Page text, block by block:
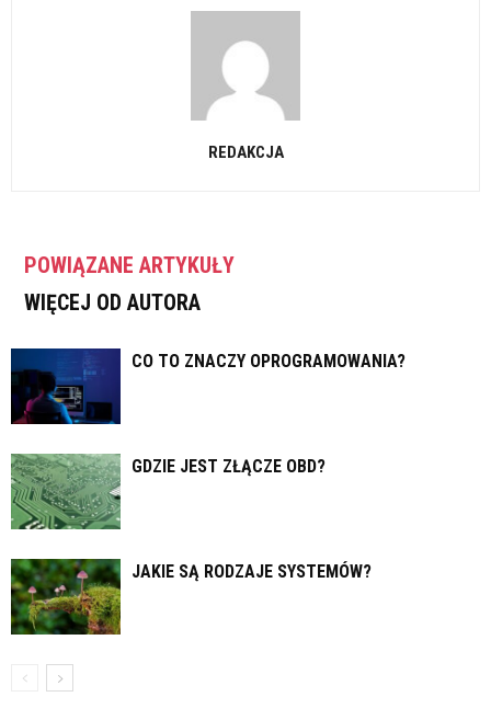
REDAKCJA
POWIĄZANE ARTYKUŁY
WIĘCEJ OD AUTORA
CO TO ZNACZY OPROGRAMOWANIA?
GDZIE JEST ZŁĄCZE OBD?
JAKIE SĄ RODZAJE SYSTEMÓW?